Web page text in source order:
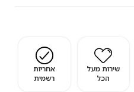
שירות מעל
הכל
אחריות
רשמית